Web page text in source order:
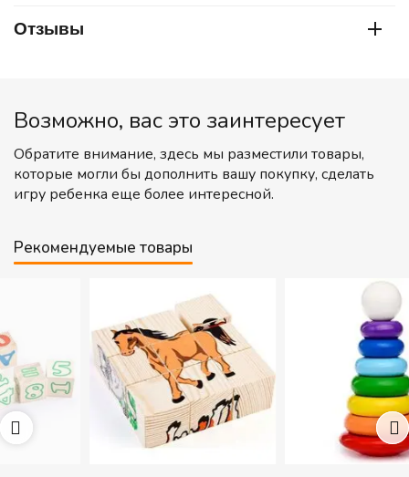
Отзывы
Возможно, вас это заинтересует
Обратите внимание, здесь мы разместили товары,
которые могли бы дополнить вашу покупку, сделать
игру ребенка еще более интересной.
Рекомендуемые товары